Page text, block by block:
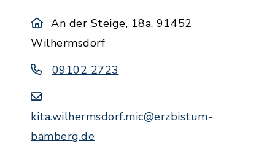
An der Steige, 18a, 91452
Wilhermsdorf
09102 2723
kita.wilhermsdorf.mic@erzbistum-
bamberg.de